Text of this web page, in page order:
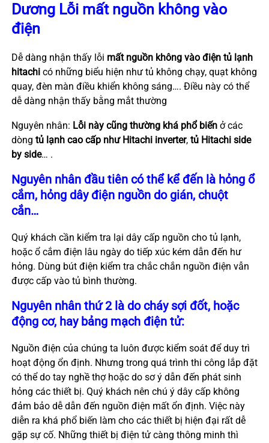
DươngLỗi mất nguồn không vào
điện
Dễ dàng nhận thấy lỗi mất nguồn không vào điện tủ lạnh
hitachicó những biểu hiện như tủ không chạy, quạt không
quay, đèn màn điều khiển không sáng…. Điều này có thể
dễ dàng nhận thấy bằng mắt thường
Nguyên nhân: Lỗi này cũng thường khá phổ biếnở các
dòng tủ lạnh cao cấp như Hitachi inverter, tủ Hitachi side
by side… .
Nguyên nhân đầu tiên có thể kể đến là hỏng ổ
cắm, hỏng dây điện nguồn do gián, chuột
cắn…
Quý khách cần kiểm tra lại dây cấp nguồn cho tủ lạnh,
hoặc ổ cắm điện lâu ngày do tiếp xúc kém dẫn đến hư
hỏng. Dùng bút điện kiểm tra chắc chắn nguồn điện vẫn
được cấp vào tủ bình thường.
Nguyên nhân thứ 2 là do cháy sợi đốt, hoặc
động cơ, hay bảng mạch điện tử:
Nguồn điện của chúng ta luôn được kiểm soát để duy trì
hoạt động ổn định. Nhưng trong quá trình thi công lắp đặt
có thể do tay nghề thợ hoặc do sơ ý dẫn đến phát sinh
hỏng các thiết bị. Quý khách nên chú ý dây cấp không
đảm bảo dễ dẫn đến nguồn điện mất ổn định. Việc này
diễn ra khá phổ biến làm cho các thiết bị hiện đại rất dễ
gặp sự cố. Những thiết bị điện tử càng thông minh thì